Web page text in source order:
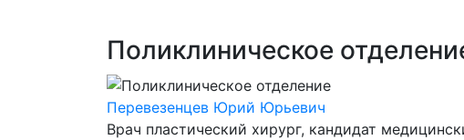
Поликлиническое
Перевезенцев Юрий Юрьевич
Врач пластический хирург, кандидат